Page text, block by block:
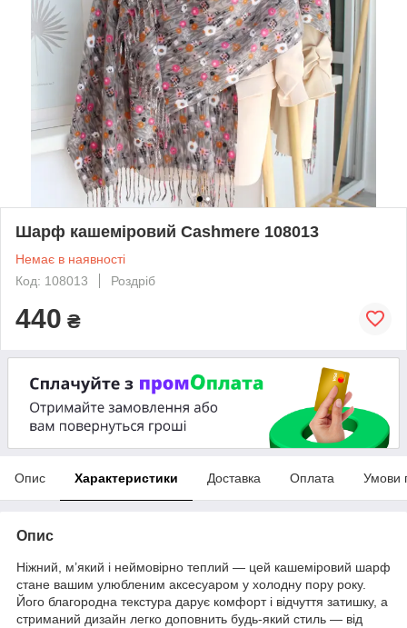
Шарф кашеміровий Cashmere 108013
Немає в наявності
Код: 108013
Роздріб
440 ₴
Опис Характеристики Доставка Оплата Умови
Опис
Ніжний, м’який і неймовірно теплий — цей кашеміровий шарф
стане вашим улюбленим аксесуаром у холодну пору року.
Його благородна текстура дарує комфорт і відчуття затишку, а
стриманий дизайн легко доповнить будь-який стиль — від